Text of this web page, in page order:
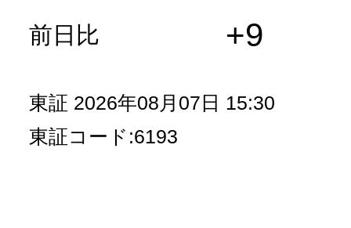
前日比 +9
東証 2026年08月07日 15:30
東証コード:6193